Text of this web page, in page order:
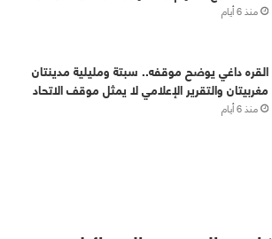
منذ 6 أيام
القره داغي يوضح موقفه.. سبتة ومليلية مدينتان
مغربيتان والتقرير الإعلامي لا يمثل موقف الاتحاد
منذ 6 أيام